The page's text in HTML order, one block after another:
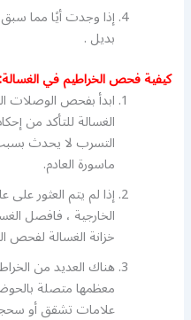
إذا وجدت أيًا مما
بديل .
كيفية فحص الخراطيم في الغسالة:
ابدأ بفحص الوصلات
الغسالة للتأكد من
التسرب لا يحدث
ماسورة العادم.
إذا لم يتم العثور
الخارجية ، فافصل
خزانة الغسالة لفحص
هناك العديد من
معظمها متصلة
علامات تشقق أو